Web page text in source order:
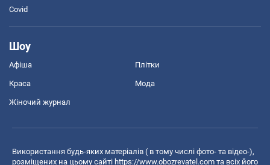
Covid
Шоу
Афіша Плітки
Краса Мода
Жіночий журнал
Використання будь-яких матеріалів ( в тому числі фото- та відео-),
розміщених на цьому сайті https://www.obozrevatel.com та всіх його